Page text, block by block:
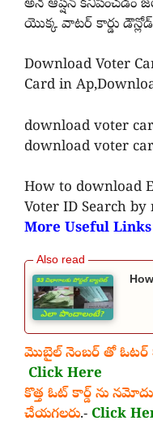
అనే ఆప్షన్ కనిపించడం
యొక్క వాటర్ కార్డు డౌన్లోడ్
Download Voter
Card in
download voter
download voter
How to download
Voter ID Search by
More Useful Links
మొబైల్ నెంబర్ తో ఓటర్
Click Here
కొత్త ఓట్ కార్డ్ ను
చేయగలరు.- Click